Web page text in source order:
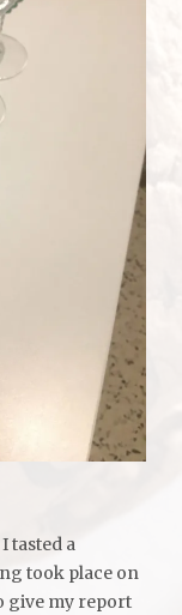
tasted a
took place on
give my report